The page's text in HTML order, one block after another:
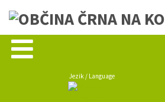
Jezik / Language